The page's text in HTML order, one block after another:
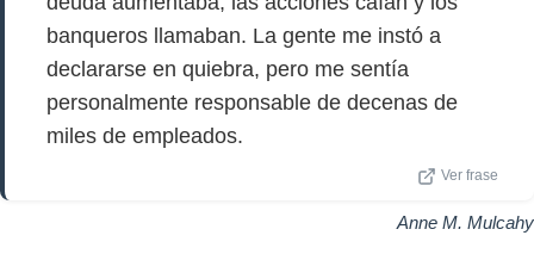
banqueros llamaban. La gente me instó a
declararse en quiebra, pero me sentía
personalmente responsable de decenas de
miles de empleados.
Ver frase
Anne M. Mulcahy